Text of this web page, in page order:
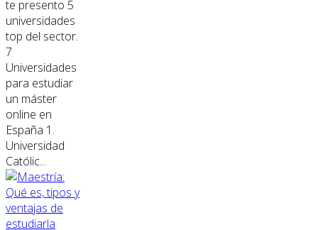
te presento 5
universidades
top del sector.
7
Universidades
para estudiar
un máster
online en
España 1.
Universidad
Católic...